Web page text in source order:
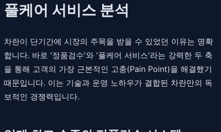
풀케어 서비스 분석
차란이 단기간에 시장의 주목을 받을 수 있었던 이유는 명확
합니다. 바로 '정품검수'와 '풀케어 서비스'라는 강력한 두 축
을 통해 고객의 가장 근본적인 고충(Pain Point)을 해결했기
때문입니다. 이는 기술과 운영 노하우가 결합된 차란만의 독
보적인 경쟁력입니다.